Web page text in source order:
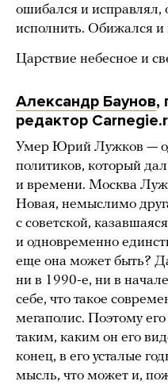
ошибался и исправлял,
исполнить. Обижался и
Царствие небесное и
Александр Баунов,
редактор
Умер Юрий Лужков —
политиков, который
и времени. Москва
Новая, немыслимо
с советской,
и одновременно
еще она может быть?
ни в 1990-е, ни в
себе, что такое
мегаполис. Поэтому
таким, каким он его
конец, в его усталые
мысль, что может и,